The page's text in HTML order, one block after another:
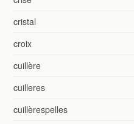
cristal
croix
cuillère
cuilleres
cuillèrespelles